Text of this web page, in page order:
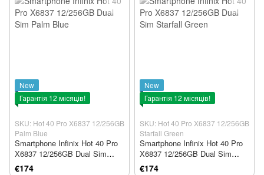
New
Гарантія 12 місяців!
SKU: Hot 40 Pro X6837 12/256GB
Palm Blue
Smartphone Infinix Hot 40 Pro
X6837 12/256GB Dual Sim
Palm Blue
€174
New
Гарантія 12 місяців!
SKU: Hot 40 Pro X6837 12/256GB
Starfall Green
Smartphone Infinix Hot 40 Pro
X6837 12/256GB Dual Sim
Starfall Green
€174